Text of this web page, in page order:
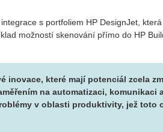
s port­fo­li­em HP De­sig­n­Jet,
mož­nos­tí ske­no­vá­ní přímo do HP
ino­va­ce, které mají po­ten­ci­ál zcela
na au­to­ma­ti­za­ci, ko­mu­ni­ka­ci
v ob­las­ti pro­duk­ti­vi­ty, jež toto